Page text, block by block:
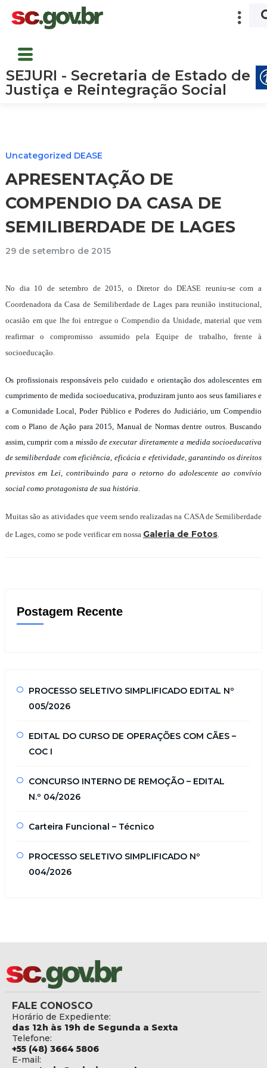
SEJURI - Secretaria de Estado de
Justiça e Reintegração Social
Uncategorized DEASE
APRESENTAÇÃO DE
COMPENDIO DA CASA DE
SEMILIBERDADE DE LAGES
29 de setembro de 2015
No dia 10 de setembro de 2015, o Diretor do DEASE reuniu-se com a
Coordenadora da Casa de Semiliberdade de Lages para reunião institucional,
ocasião em que lhe foi entregue o Compendio da Unidade, material que vem
reafirmar o compromisso assumido pela Equipe de trabalho, frente à
socioeducação.
Os profissionais responsáveis pelo cuidado e orientação dos adolescentes em
cumprimento de medida socioeducativa, produziram junto aos seus familiares e
a Comunidade Local, Poder Público e Poderes do Judiciário, um Compendio
com o Plano de Ação para 2015, Manual de Normas dentre outros. Buscando
assim, cumprir com a missão de executar diretamente a medida socioeducativa
de semiliberdade com eficiência, eficácia e efetividade, garantindo os direitos
previstos em Lei, contribuindo para o retorno do adolescente ao convívio
social como protagonista de sua história.
Muitas são as atividades que veem sendo realizadas na CASA de Semiliberdade
de Lages, como se pode verificar em nossa Galeria de Fotos.
Postagem Recente
PROCESSO SELETIVO SIMPLIFICADO EDITAL Nº
005/2026
EDITAL DO CURSO DE OPERAÇÕES COM CÃES –
COC I
CONCURSO INTERNO DE REMOÇÃO – EDITAL
N.º 04/2026
Carteira Funcional – Técnico
PROCESSO SELETIVO SIMPLIFICADO Nº
004/2026
FALE CONOSCO
Horário de Expediente:
das 12h às 19h de Segunda a Sexta
Telefone:
+55 (48) 3664 5806
E-mail: